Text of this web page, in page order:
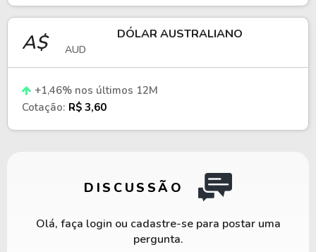
A$ DÓLAR AUSTRALIANO
AUD
+1,46% nos últimos 12M
Cotação: R$ 3,60
DISCUSSÃO
Olá, faça login ou cadastre-se para postar uma
pergunta.